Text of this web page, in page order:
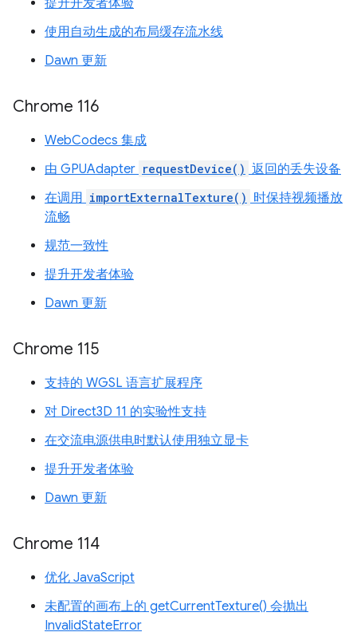
提升开发者体验
使用自动生成的布局缓存流水线
Dawn 更新
Chrome 116
WebCodecs 集成
由 GPUAdapter requestDevice() 返回的丢失设备
在调用 importExternalTexture() 时保持视频播放
流畅
规范一致性
提升开发者体验
Dawn 更新
Chrome 115
支持的 WGSL 语言扩展程序
对 Direct3D 11 的实验性支持
在交流电源供电时默认使用独立显卡
提升开发者体验
Dawn 更新
Chrome 114
优化 JavaScript
未配置的画布上的 getCurrentTexture() 会抛出
InvalidStateError